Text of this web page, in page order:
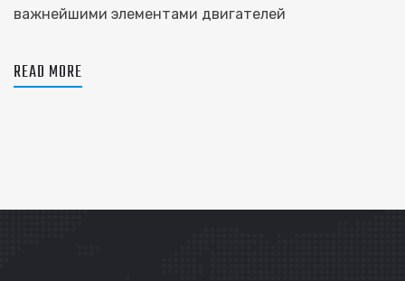
важнейшими элементами двигателей
READ MORE